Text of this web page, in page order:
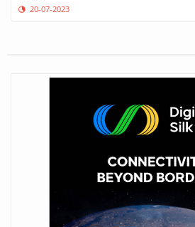
20-07-2023